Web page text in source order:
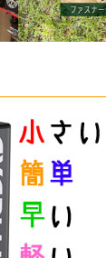
R250だから
ロスベルト付